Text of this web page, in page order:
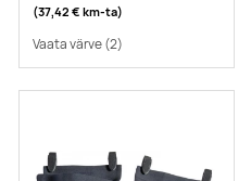
(37,42 € km-ta)
Vaata värve(2)